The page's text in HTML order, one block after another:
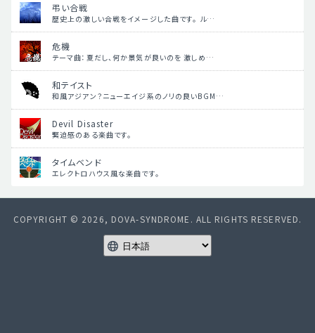
弔い合戦
歴史上の激しい合戦をイメージした曲です。 ル…
危機
テーマ曲：夏だし、何か景気が良いのを 激しめ…
和テイスト
和風アジアン？ニューエイジ系のノリの良いBGM…
Devil Disaster
緊迫感のある楽曲です。
タイムベンド
エレクトロハウス風な楽曲です。
COPYRIGHT © 2026, DOVA-SYNDROME. ALL RIGHTS RESERVED.